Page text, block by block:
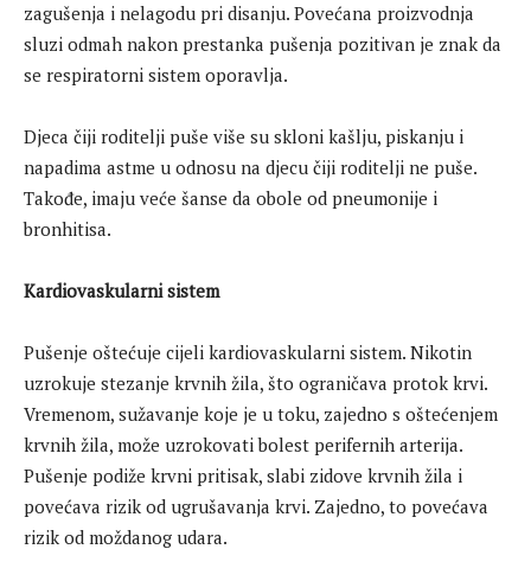
zagušenja i nelagodu pri disanju. Povećana proizvodnja
sluzi odmah nakon prestanka pušenja pozitivan je znak da
se respiratorni sistem oporavlja.
Djeca čiji roditelji puše više su skloni kašlju, piskanju i
napadima astme u odnosu na djecu čiji roditelji ne puše.
Takođe, imaju veće šanse da obole od pneumonije i
bronhitisa.
Kardiovaskularni sistem
Pušenje oštećuje cijeli kardiovaskularni sistem. Nikotin
uzrokuje stezanje krvnih žila, što ograničava protok krvi.
Vremenom, sužavanje koje je u toku, zajedno s oštećenjem
krvnih žila, može uzrokovati bolest perifernih arterija.
Pušenje podiže krvni pritisak, slabi zidove krvnih žila i
povećava rizik od ugrušavanja krvi. Zajedno, to povećava
rizik od moždanog udara.